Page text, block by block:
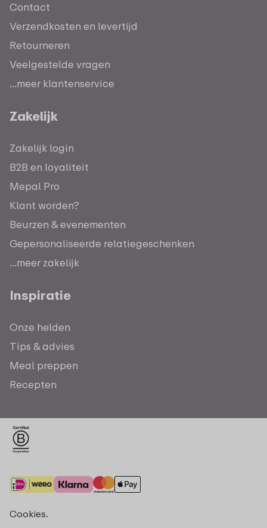
Contact
Verzendkosten en levertijd
Retourneren
Veelgestelde vragen
...meer klantenservice
Zakelijk
Zakelijk login
B2B en loyaliteit
Mepal Pro
Klant worden?
Beurzen & evenementen
Gepersonaliseerde relatiegeschenken
...meer zakelijk
Inspiratie
Onze helden
Tips & advies
Meal preppen
Recepten
Cookies.